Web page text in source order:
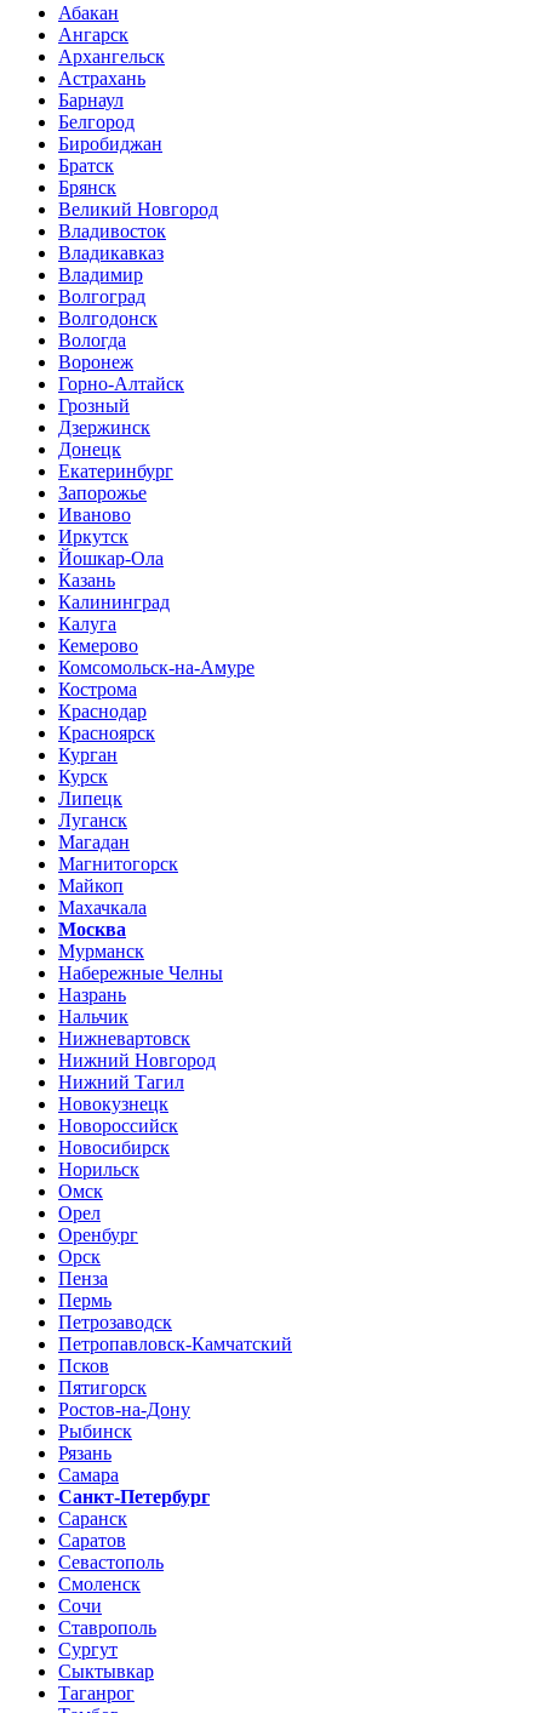
Абакан
Ангарск
Архангельск
Астрахань
Барнаул
Белгород
Биробиджан
Братск
Брянск
Великий Новгород
Владивосток
Владикавказ
Владимир
Волгоград
Волгодонск
Вологда
Воронеж
Горно-Алтайск
Грозный
Дзержинск
Донецк
Екатеринбург
Запорожье
Иваново
Иркутск
Йошкар-Ола
Казань
Калининград
Калуга
Кемерово
Комсомольск-на-Амуре
Кострома
Краснодар
Красноярск
Курган
Курск
Липецк
Луганск
Магадан
Магнитогорск
Майкоп
Махачкала
Москва
Мурманск
Набережные Челны
Назрань
Нальчик
Нижневартовск
Нижний Новгород
Нижний Тагил
Новокузнецк
Новороссийск
Новосибирск
Норильск
Омск
Орел
Оренбург
Орск
Пенза
Пермь
Петрозаводск
Петропавловск-Камчатский
Псков
Пятигорск
Ростов-на-Дону
Рыбинск
Рязань
Самара
Санкт-Петербург
Саранск
Саратов
Севастополь
Смоленск
Сочи
Ставрополь
Сургут
Сыктывкар
Таганрог